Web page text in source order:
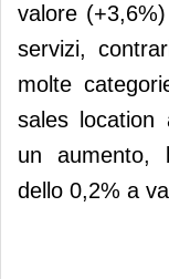
valore
servizi,
molte
sales location
un aumento,
dello 0,2% a